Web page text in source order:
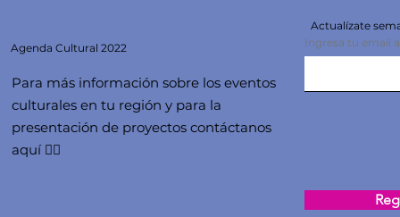
Agenda Cultural 2022
Para más información sobre los eventos
culturales en tu región y para la
presentación de proyectos contáctanos
aquí 👇🏻
Actualízate
Ingresa tu email